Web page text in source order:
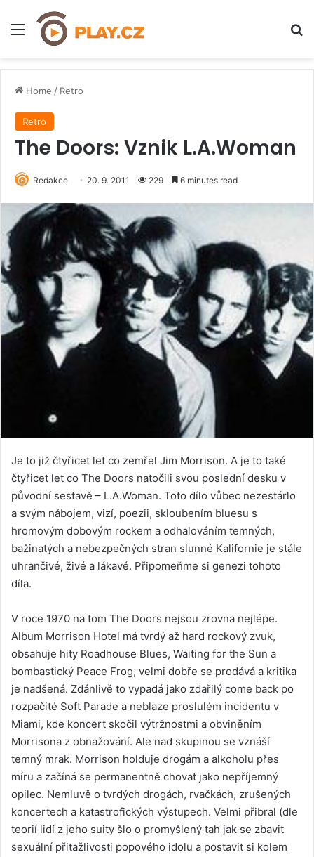
Menu
Home / Retro
Retro
The Doors: Vznik L.A.Woman
Redakce 20. 9. 2011 229 6 minutes read
Je to již čtyřicet let co zemřel Jim Morrison. A je to také
čtyřicet let co The Doors natočili svou poslední desku v
původní sestavě – L.A.Woman. Toto dílo vůbec nezestárlo
a svým nábojem, vizí, poezii, skloubením bluesu s
hromovým dobovým rockem a odhalováním temných,
bažinatých a nebezpečných stran slunné Kalifornie je stále
uhrančivé, živé a lákavé. Připomeňme si genezi tohoto
díla.
V roce 1970 na tom The Doors nejsou zrovna nejlépe.
Album Morrison Hotel má tvrdý až hard rockový zvuk,
obsahuje hity Roadhouse Blues, Waiting for the Sun a
bombastický Peace Frog, velmi dobře se prodává a kritika
je nadšená. Zdánlivě to vypadá jako zdařilý come back po
rozpačité Soft Parade a neblaze proslulém incidentu v
Miami, kde koncert skočil výtržnostmi a obviněním
Morrisona z obnažování. Ale nad skupinou se vznáší
temný mrak. Morrison holduje drogám a alkoholu přes
míru a začíná se permanentně chovat jako nepříjemný
opilec. Nemluvě o tvrdých drogách, rvačkách, zrušených
koncertech a katastrofických výstupech. Velmi přibral (dle
teorií lidí z jeho suity šlo o promyšlený tah jak se zbavit
sexuální přitažlivosti popového idolu a postavit si kolem